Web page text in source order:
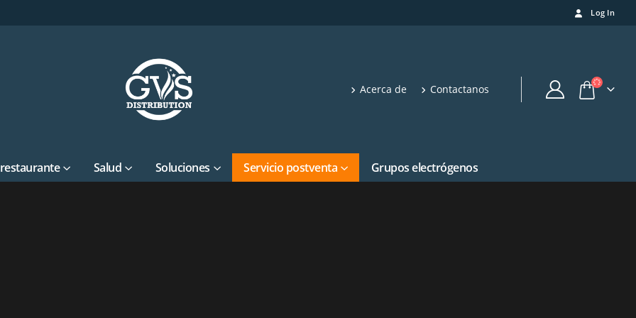
Log In
Acerca de Contactanos
Salud Soluciones Servicio postventa Grupos electrógenos